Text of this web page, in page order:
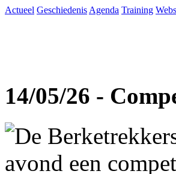
Actueel Geschiedenis Agenda Training
14/05/26 -
De
avond een